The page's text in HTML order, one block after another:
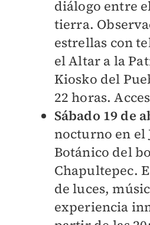
diálogo entre
tierra.
estrellas con
el Altar a la
Kiosko del
22 horas.
Sábado 19 de
nocturno en el
Botánico del
Chapultepec.
de luces,
experiencia